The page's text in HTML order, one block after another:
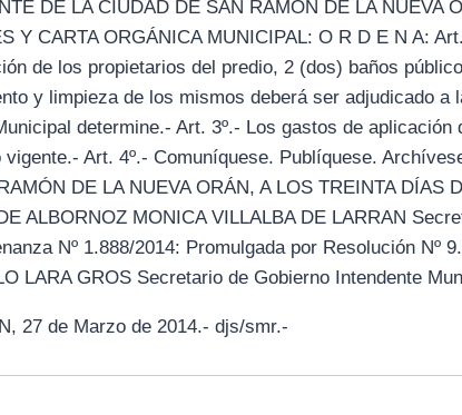
DE LA CIUDAD DE SAN RAMÓN DE LA NUEVA
Y CARTA ORGÁNICA MUNICIPAL: O R D E N A:
de los propietarios del predio, 2 (dos) baños
y limpieza de los mismos deberá ser adjudicado a
determine.- Art. 3º.- Los gastos de aplicación
Art. 4º.- Comuníquese. Publíquese.
DE LA NUEVA ORÁN, A LOS TREINTA DÍAS
ALBORNOZ MONICA VILLALBA DE LARRAN
Nº 1.888/2014: Promulgada por Resolución Nº
LARA GROS Secretario de Gobierno Intendente
27 de Marzo de 2014.- djs/smr.-